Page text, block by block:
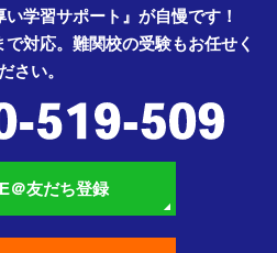
学習サポート』が自慢です！
対応。難関校の受験もお任せく
ださい。
＠友だち登録